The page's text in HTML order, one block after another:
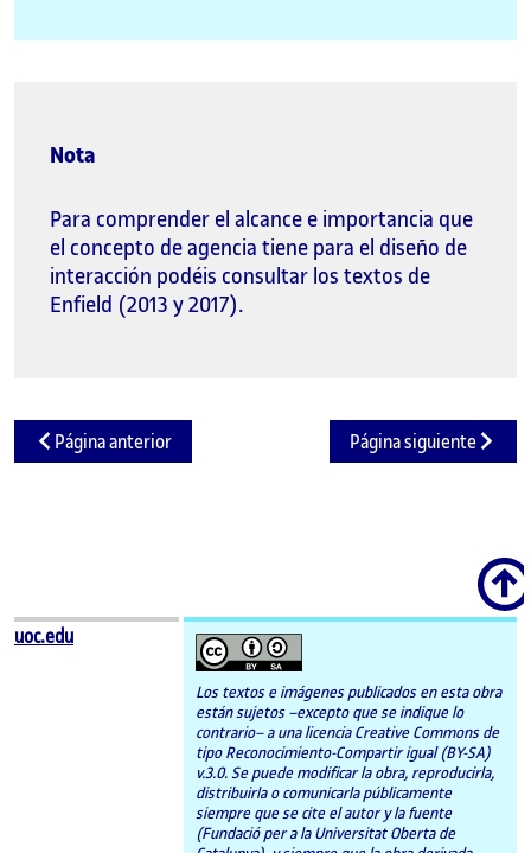
Nota
Para comprender el alcance e importancia que
el concepto de agencia tiene para el diseño de
interacción podéis consultar los textos de
Enfield (2013 y 2017).
Página anterior Página siguiente
Scroll
uoc.edu
Los textos e imágenes publicados en esta obra
están sujetos –excepto que se indique lo
contrario– a una licencia Creative Commons de
tipo Reconocimiento-Compartir igual (BY-SA)
v.3.0. Se puede modificar la obra, reproducirla,
distribuirla o comunicarla públicamente
siempre que se cite el autor y la fuente
(Fundació per a la Universitat Oberta de